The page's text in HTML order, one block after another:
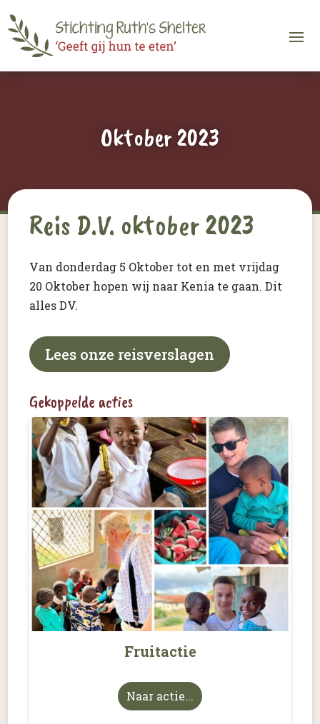
Oktober 2023
Reis D.V. oktober 2023
Van donderdag 5 Oktober tot en met vrijdag
20 Oktober hopen wij naar Kenia te gaan. Dit
alles DV.
Lees onze reisverslagen
Gekoppelde acties
Fruitactie
Naar actie...